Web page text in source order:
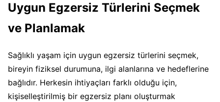
Uygun Egzersiz Türlerini Seçmek
ve Planlamak
Sağlıklı yaşam için uygun egzersiz türlerini seçmek,
bireyin fiziksel durumuna, ilgi alanlarına ve hedeflerine
bağlıdır. Herkesin ihtiyaçları farklı olduğu için,
kişiselleştirilmiş bir egzersiz planı oluşturmak